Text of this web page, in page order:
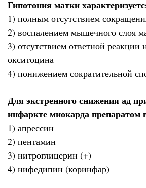
Гипотония матки
1) полным отсутствием
2) воспалением мышечного слоя
3) отсутствием ответной реакции
окситоцина
4) понижением сократительной
Для экстренного снижения ад
инфаркте миокарда препаратом
1) апрессин
2) пентамин
3) нитроглицерин (+)
4) нифедипин (коринфар)